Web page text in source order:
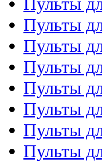
Пульты
Пульты
Пульты
Пульты
Пульты
Пульты
Пульты